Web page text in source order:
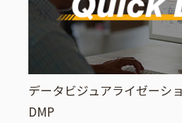
データビジュアライゼーシ
DMP